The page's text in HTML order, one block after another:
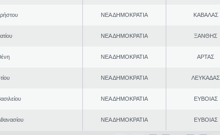
ΝΕΑ ΔΗΜΟΚΡΑΤΙΑ ΚΑΒΑΛΑΣ
ΝΕΑ ΔΗΜΟΚΡΑΤΙΑ ΞΑΝΘΗΣ
ΝΕΑ ΔΗΜΟΚΡΑΤΙΑ ΑΡΤΑΣ
ΝΕΑ ΔΗΜΟΚΡΑΤΙΑ ΛΕΥΚΑΔΑΣ
ΝΕΑ ΔΗΜΟΚΡΑΤΙΑ ΕΥΒΟΙΑΣ
ΝΕΑ ΔΗΜΟΚΡΑΤΙΑ ΕΥΒΟΙΑΣ